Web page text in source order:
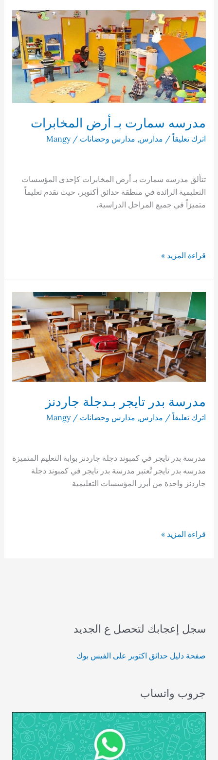
كمبوند
رحاب
اكتوبر
مدرسه سمارت بـ أرض المخابرات
اترك تعليقاً / مدارس, مدارس وحضانات /
Mangy
تتألق مدرسه سمارت بـ أرض المخابرات كإحدى المؤسسات
التعليمية الرائدة في منطقة حدائق أكتوبر، حيث تقدم تعليماً
متميزاً في جميع المراحل الدراسية،
مدرسه
بـ
أرض
المخابرات
قراءة المزيد »
مدرسة بدر تايجر بـدجلة جاردنز
اترك تعليقاً / مدارس, مدارس وحضانات /
Mangy
مدرسة بدر تايجر في كمبوند دجلة جاردنز بوابة التعليم المتميزة
مدرسه بدر تايجر تُعتبر مدرسة بدر تايجر في كمبوند دجلة
جاردنز واحدة من أبرز المؤسسات التعليمية
مدرسة
قراءة المزيد »
سجل إعجابك لتحصل ع الجديد
صفحة دليل حدائق اكتوبر على الفيس بوك
جروب واتساب